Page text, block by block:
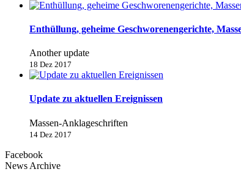
Enthüllung, geheime Geschworenengerichte,
Another update
18 Dez 2017
Update zu aktuellen Ereignissen
Massen-Anklageschriften
14 Dez 2017
Facebook
News Archive